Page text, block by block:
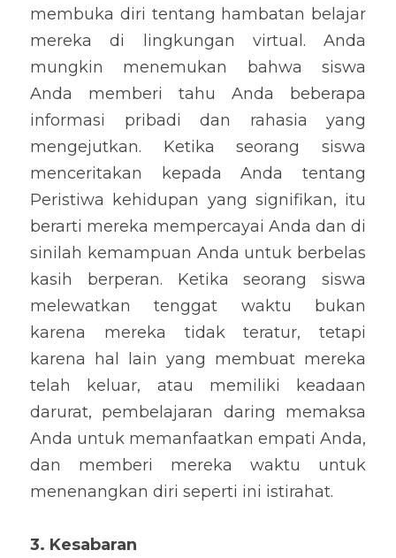
membuka diri tentang hambatan belajar
mereka di lingkungan virtual. Anda
mungkin menemukan bahwa siswa
Anda memberi tahu Anda beberapa
informasi pribadi dan rahasia yang
mengejutkan. Ketika seorang siswa
menceritakan kepada Anda tentang
Peristiwa kehidupan yang signifikan, itu
berarti mereka mempercayai Anda dan di
sinilah kemampuan Anda untuk berbelas
kasih berperan. Ketika seorang siswa
melewatkan tenggat waktu bukan
karena mereka tidak teratur, tetapi
karena hal lain yang membuat mereka
telah keluar, atau memiliki keadaan
darurat, pembelajaran daring memaksa
Anda untuk memanfaatkan empati Anda,
dan memberi mereka waktu untuk
menenangkan diri seperti ini istirahat.
3. Kesabaran